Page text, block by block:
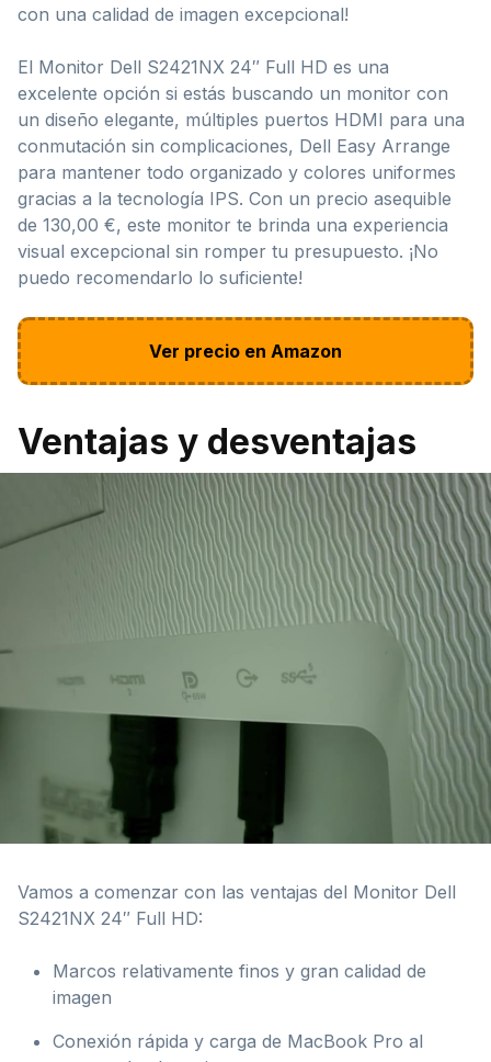
con una calidad de imagen excepcional!
El Monitor Dell S2421NX 24″ Full HD es una
excelente opción si estás buscando un monitor con
un diseño elegante, múltiples puertos HDMI para una
conmutación sin complicaciones, Dell Easy Arrange
para mantener todo organizado y colores uniformes
gracias a la tecnología IPS. Con un precio asequible
de 130,00 €, este monitor te brinda una experiencia
visual excepcional sin romper tu presupuesto. ¡No
puedo recomendarlo lo suficiente!
Ver precio en Amazon
Ventajas y desventajas
Vamos a comenzar con las ventajas del Monitor Dell
S2421NX 24″ Full HD:
Marcos relativamente finos y gran calidad de
imagen
Conexión rápida y carga de MacBook Pro al